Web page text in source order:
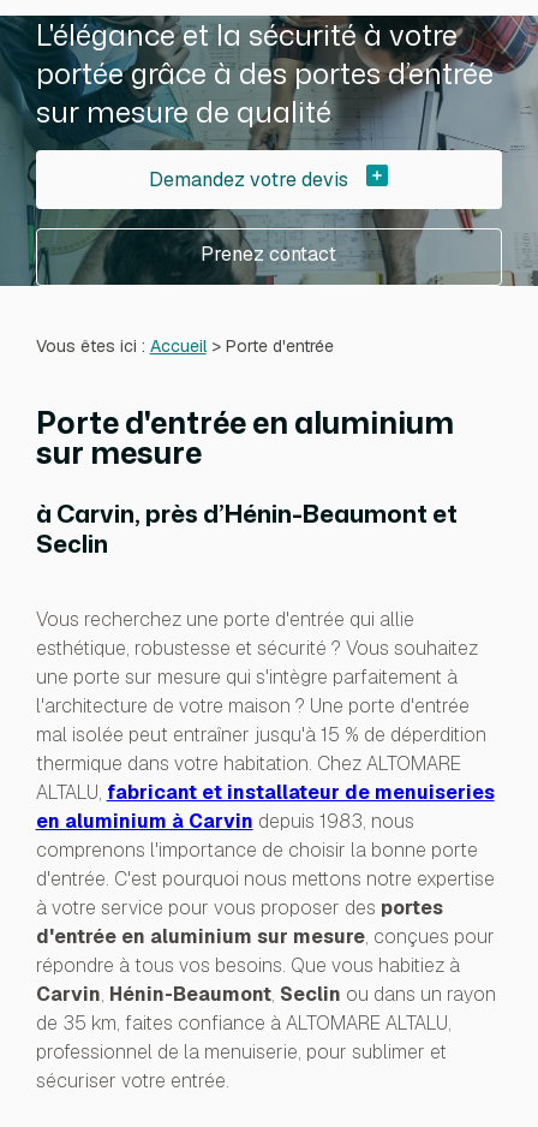
L'élégance et la sécurité à votre
portée grâce à des portes d’entrée
sur mesure de qualité
Demandez votre devis
Prenez contact
Vous êtes ici : Accueil> Porte d'entrée
Porte d'entrée en aluminium
sur mesure
à Carvin, près d’Hénin-Beaumont et
Seclin
Vous recherchez une porte d'entrée qui allie
esthétique, robustesse et sécurité ? Vous souhaitez
une porte sur mesure qui s'intègre parfaitement à
l'architecture de votre maison ? Une porte d'entrée
mal isolée peut entraîner jusqu'à 15 % de déperdition
thermique dans votre habitation. Chez ALTOMARE
ALTALU, fabricant et installateur de menuiseries
en aluminium à Carvin depuis 1983, nous
comprenons l'importance de choisir la bonne porte
d'entrée. C'est pourquoi nous mettons notre expertise
à votre service pour vous proposer des portes
d'entrée en aluminium sur mesure, conçues pour
répondre à tous vos besoins. Que vous habitiez à
Carvin, Hénin-Beaumont, Seclin ou dans un rayon
de 35 km, faites confiance à ALTOMARE ALTALU,
professionnel de la menuiserie, pour sublimer et
sécuriser votre entrée.